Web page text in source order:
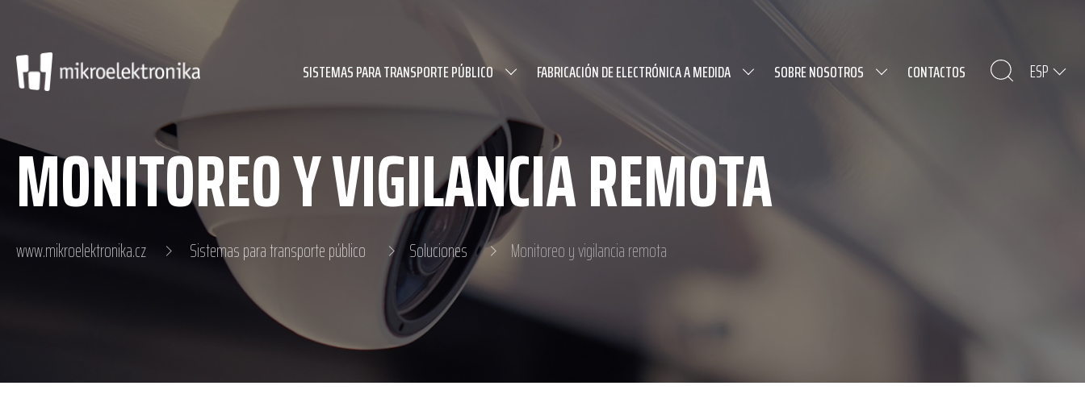
SISTEMAS PARA TRANSPORTE PÚBLICO FABRICACIÓN DE ELECTRÓNICA A MEDIDA SOBRE NOSOTROS CONTACTOS ESP
MONITOREO Y VIGILANCIA REMOTA
www.mikroelektronika.cz Sistemas para transporte público Soluciones Monitoreo y vigilancia remota